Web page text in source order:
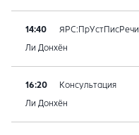
14:40 ЯРС:ПрУстПисРечи
Ли Донхён
16:20 Консультация
Ли Донхён